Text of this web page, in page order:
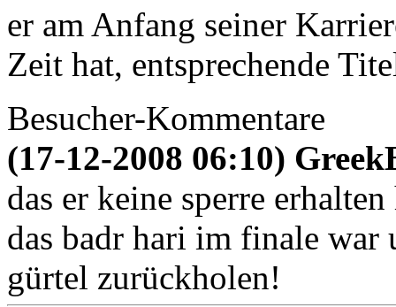
er am Anfang seiner
Zeit hat, entsprechende
Besucher-Kommentare
(17-12-2008 06:10)
das er keine sperre
das badr hari im finale war
gürtel zurückholen!